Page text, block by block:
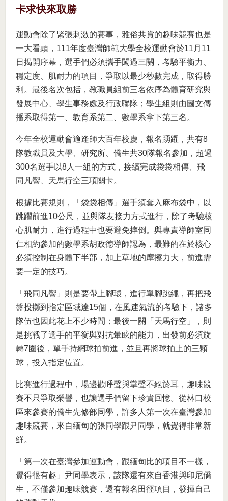
卡求快來取勝
運動會除了緊張刺激的賽事，雅俗共賞的趣味競賽也是
一大看頭，111年度臺灣師範大學全校運動會於11月11
日揭開序幕，選手們必須攜手闖過三關，考驗平衡力、
穩定度、肌耐力的項目，爭取以最少秒數完成，取得勝
利。最後名次包括，教職員組前三名依序為體育研究與
發展中心、學生事務處及行政聯隊；學生組則由圖文傳
播系取得第一、教育系第二、數學系拿下第三名。
今年全校運動會適逢師大百年校慶，報名踴躍，共有8
隊教職員及大學、研究所、僑生共30隊報名參加，超過
300名選手以8人一組的方式，接續完成袋袋相傳、飛
同凡響、天馬行空三項關卡。
根據比賽規則，「袋袋相傳」選手須套入麻布袋中，以
跳躍前進10公尺，並與隊友接力方式進行，除了考驗核
心肌耐力，進行過程中也要避免摔倒。與專責導師室同
仁相約參加的數學系胡政德導師認為，最難的在於核心
必須控制在身體下半部，加上草地的摩擦力大，前進需
要一定的技巧。
「飛同凡響」則是要帶上腳環，進行單腳跳繩，再把飛
盤投擲到指定區域達15個，在風速氣流的考驗下，諸多
隊伍也因此花上不少時間；最後一關「天馬行空」，則
是挑戰了選手的平衡與對抗暈眩的能力，出發前必須旋
轉7圈後，單手持網球拍前進，並且再將球拍上的三顆
球，投入指定位置。
比賽進行過程中，場邊歡呼聲與掌聲不絕於耳，趣味競
賽不只爭取榮譽，也讓選手們留下珍貴回憶。從林口校
區來參賽的僑生先修部同學，許多人第一次在臺灣參加
趣味競賽，來自緬甸的張同學跟尹同學，就覺得非常新
鮮。
「第一次在臺灣參加運動會，跟緬甸比的項目不一樣，
覺得很有趣」尹同學表示，該隊還有來自香港與印尼僑
生，不僅參加趣味競賽，還有報名田徑項目，發揮自己